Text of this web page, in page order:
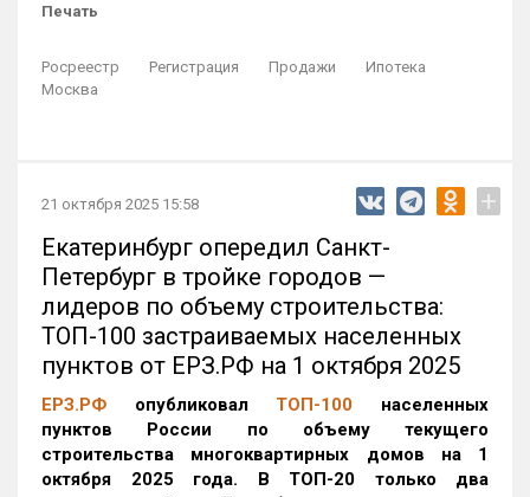
Печать
Росреестр Регистрация Продажи
Ипотека
Москва
21 октября 2025 15:58 +
Екатеринбург опередил Санкт-
Петербург в тройке городов —
лидеров по объему строительства:
ТОП-100 застраиваемых населенных
пунктов от ЕРЗ.РФ на 1 октября 2025
ЕРЗ.РФ опубликовал ТОП-100 населенных
пунктов России по объему текущего
строительства многоквартирных домов на 1
октября 2025 года. В ТОП-20 только два